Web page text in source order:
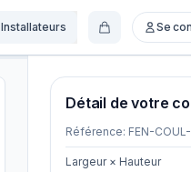
Installateurs Se
Détail de votre
Référence: FEN-
Largeur × Hauteur